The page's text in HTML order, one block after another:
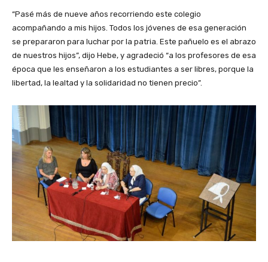
“Pasé más de nueve años recorriendo este colegio
acompañando a mis hijos. Todos los jóvenes de esa generación
se prepararon para luchar por la patria. Este pañuelo es el abrazo
de nuestros hijos”, dijo Hebe, y agradeció “a los profesores de esa
época que les enseñaron a los estudiantes a ser libres, porque la
libertad, la lealtad y la solidaridad no tienen precio”.